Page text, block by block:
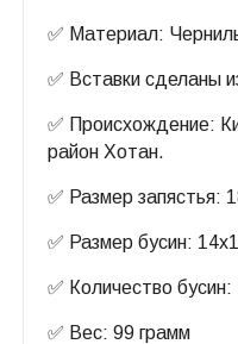
✅ Материал:
✅ Вставки сделаны
✅ Происхождение:
район Хотан.
✅ Размер запястья:
✅ Размер бусин:
✅ Количество
✅ Вес: 99 грамм